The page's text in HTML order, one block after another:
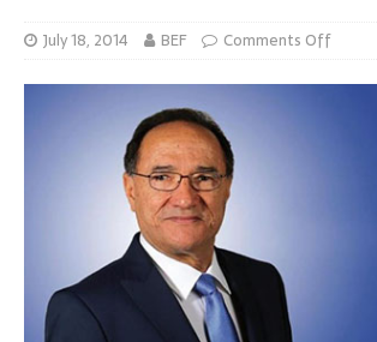
July 18, 2014 BEF Comments Off